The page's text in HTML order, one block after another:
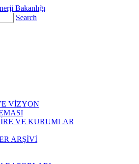
Search
VİZYON
VE KURUMLAR
ARŞİVİ